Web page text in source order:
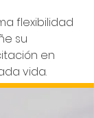
flexibilidad
su
en
vida.